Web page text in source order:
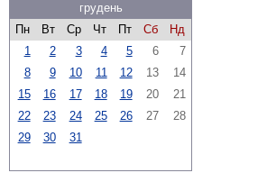
грудень
Пн
Вт Ср Чт Пт Сб
Нд
1
2 3 4 5 6
7
8
9 10 11 12 13
14
15
16 17 18 19 20
21
22
23 24 25 26 27
28
29
30 31